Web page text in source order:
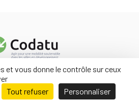
Mentions légales
et vous donne le contrôle sur ceux
Tout refuser Personnaliser